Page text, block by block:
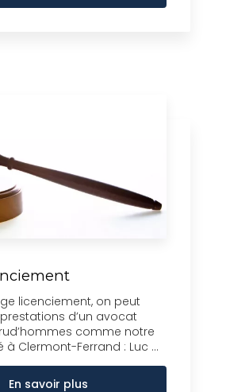
licenciement, on peut
d’un avocat
comme notre
à Clermont-Ferrand : Luc ...
En savoir plus